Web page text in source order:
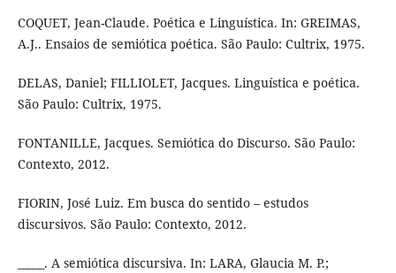
COQUET, Jean-Claude. Poética e Linguística. In: GREIMAS,
A.J.. Ensaios de semiótica poética. São Paulo: Cultrix, 1975.
DELAS, Daniel; FILLIOLET, Jacques. Linguística e poética.
São Paulo: Cultrix, 1975.
FONTANILLE, Jacques. Semiótica do Discurso. São Paulo:
Contexto, 2012.
FIORIN, José Luiz. Em busca do sentido – estudos
discursivos. São Paulo: Contexto, 2012.
_____. A semiótica discursiva. In: LARA, Glaucia M. P.;